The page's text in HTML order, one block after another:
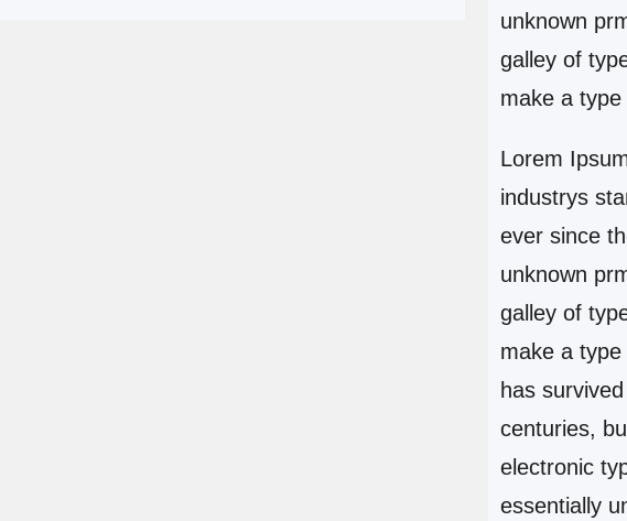
r
unknown
galley of
make a
Lorem
industrys
ever since
unknown
galley of
make a
has
centuries,
electronic
essentially